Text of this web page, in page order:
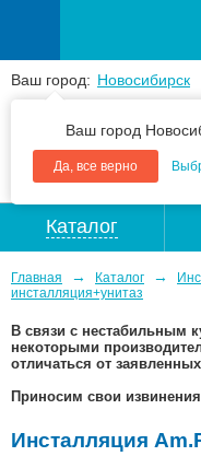
Ваш город: Новосибирск
Ваш город
Да, все верно
+7(383) 213 79
Каталог
Главная → Каталог →
инсталляция+унитаз
В связи с нестабильным
некоторыми
отличаться от
Приносим свои
Инсталляция